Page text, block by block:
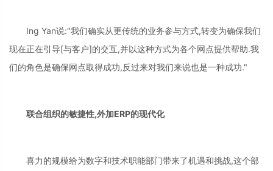
Ing Yan说:"我们确实从更传统的业务参与方式,转变为确保我们
现在正在引导[与客户]的交互,并以这种方式为各个网点提供帮助.我
们的角色是确保网点取得成功,反过来对我们来说也是一种成功."
联合组织的敏捷性,外加ERP的现代化
喜力的规模给为数字和技术职能部门带来了机遇和挑战,这个部